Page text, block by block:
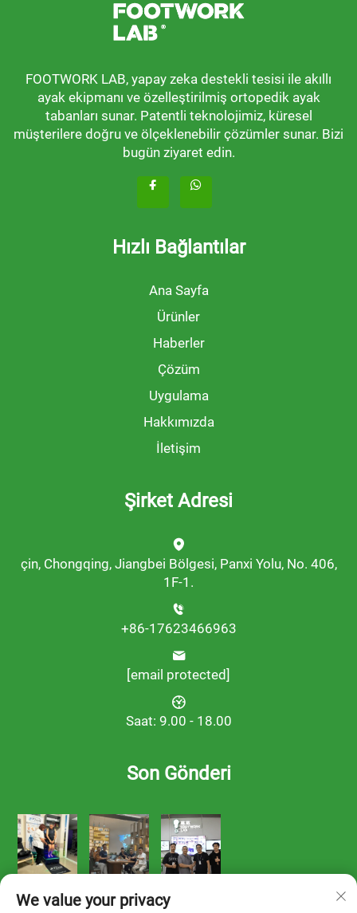
FOOTWORK LAB, yapay zeka destekli tesisi ile akıllı
ayak ekipmanı ve özelleştirilmiş ortopedik ayak
tabanları sunar. Patentli teknolojimiz, küresel
müşterilere doğru ve ölçeklenebilir çözümler sunar. Bizi
bugün ziyaret edin.
Hızlı Bağlantılar
Ana Sayfa
Ürünler
Haberler
Çözüm
Uygulama
Hakkımızda
İletişim
Şirket Adresi
çin, Chongqing, Jiangbei Bölgesi, Panxi Yolu, No. 406,
1F-1.
+86-17623466963
[email protected]
Saat: 9.00 - 18.00
Son Gönderi
We value your privacy